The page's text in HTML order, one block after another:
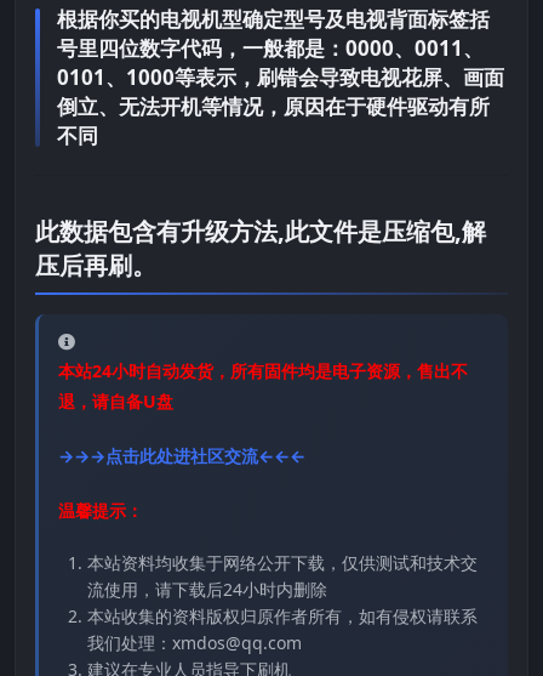
根据你买的电视机型确定型号及电视背面标签括
号里四位数字代码，一般都是：0000、0011、
0101、1000等表示，刷错会导致电视花屏、画面
倒立、无法开机等情况，原因在于硬件驱动有所
不同
此数据包含有升级方法,此文件是压缩包,解
压后再刷。
本站24小时自动发货，所有固件均是电子资源，售出不
退，请自备U盘
→→→点击此处进社区交流←←←
温馨提示：
本站资料均收集于网络公开下载，仅供测试和技术交
流使用，请下载后24小时内删除
本站收集的资料版权归原作者所有，如有侵权请联系
我们处理：xmdos@qq.com
建议在专业人员指导下刷机